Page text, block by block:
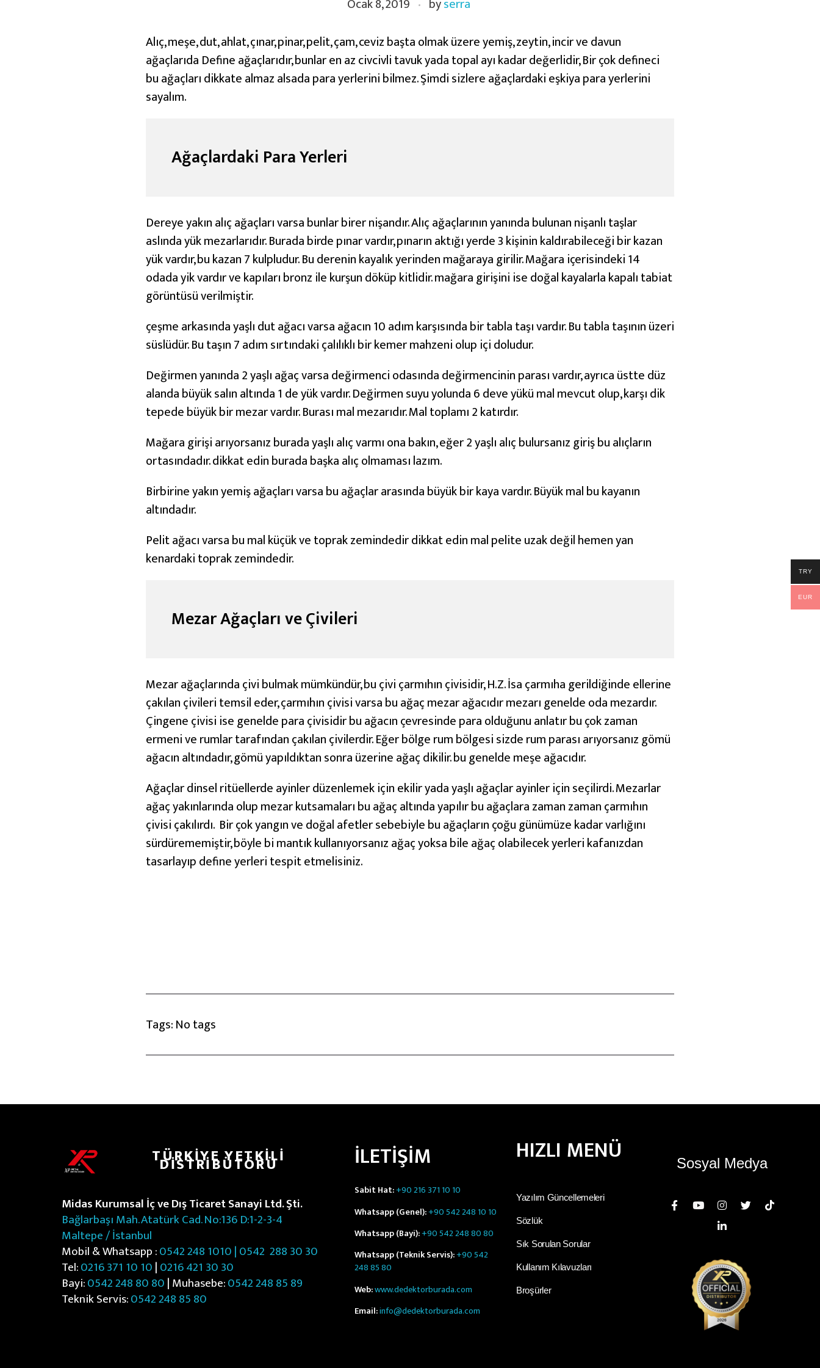
ç
l
a
Ç
l
e
r
i
Ocak 8, 2019 byserra
Alıç, meşe, dut, ahlat, çınar, pinar, pelit, çam, ceviz başta olmak üzere yemiş, zeytin, incir ve davun
ağaçlarıda Define ağaçlarıdır, bunlar en az civcivli tavuk yada topal ayı kadar değerlidir, Bir çok defineci
bu ağaçları dikkate almaz alsada para yerlerini bilmez. Şimdi sizlere ağaçlardaki eşkiya para yerlerini
sayalım.
Ağaçlardaki Para Yerleri
Dereye yakın alıç ağaçları varsa bunlar birer nişandır. Alıç ağaçlarının yanında bulunan nişanlı taşlar
aslında yük mezarlarıdır. Burada birde pınar vardır, pınarın aktığı yerde 3 kişinin kaldırabileceği bir kazan
yük vardır, bu kazan 7 kulpludur. Bu derenin kayalık yerinden mağaraya girilir. Mağara içerisindeki 14
odada yik vardır ve kapıları bronz ile kurşun döküp kitlidir. mağara girişini ise doğal kayalarla kapalı tabiat
görüntüsü verilmiştir.
çeşme arkasında yaşlı dut ağacı varsa ağacın 10 adım karşısında bir tabla taşı vardır. Bu tabla taşının üzeri
süslüdür. Bu taşın 7 adım sırtındaki çalılıklı bir kemer mahzeni olup içi doludur.
Değirmen yanında 2 yaşlı ağaç varsa değirmenci odasında değirmencinin parası vardır, ayrıca üstte düz
alanda büyük salın altında 1 de yük vardır. Değirmen suyu yolunda 6 deve yükü mal mevcut olup, karşı dik
tepede büyük bir mezar vardır. Burası mal mezarıdır. Mal toplamı 2 katırdır.
Mağara girişi arıyorsanız burada yaşlı alıç varmı ona bakın, eğer 2 yaşlı alıç bulursanız giriş bu alıçların
ortasındadır. dikkat edin burada başka alıç olmaması lazım.
Birbirine yakın yemiş ağaçları varsa bu ağaçlar arasında büyük bir kaya vardır. Büyük mal bu kayanın
altındadır.
Pelit ağacı varsa bu mal küçük ve toprak zemindedir dikkat edin mal pelite uzak değil hemen yan
kenardaki toprak zemindedir.
Mezar Ağaçları ve Çivileri
Mezar ağaçlarında çivi bulmak mümkündür, bu çivi çarmıhın çivisidir, H.Z. İsa çarmıha gerildiğinde ellerine
çakılan çivileri temsil eder, çarmıhın çivisi varsa bu ağaç mezar ağacıdır mezarı genelde oda mezardır.
Çingene çivisi ise genelde para çivisidir bu ağacın çevresinde para olduğunu anlatır bu çok zaman
ermeni ve rumlar tarafından çakılan çivilerdir. Eğer bölge rum bölgesi sizde rum parası arıyorsanız gömü
ağacın altındadır, gömü yapıldıktan sonra üzerine ağaç dikilir. bu genelde meşe ağacıdır.
Ağaçlar dinsel ritüellerde ayinler düzenlemek için ekilir yada yaşlı ağaçlar ayinler için seçilirdi. Mezarlar
ağaç yakınlarında olup mezar kutsamaları bu ağaç altında yapılır bu ağaçlara zaman zaman çarmıhın
çivisi çakılırdı. Bir çok yangın ve doğal afetler sebebiyle bu ağaçların çoğu günümüze kadar varlığını
sürdürememiştir, böyle bi mantık kullanıyorsanız ağaç yoksa bile ağaç olabilecek yerleri kafanızdan
tasarlayıp define yerleri tespit etmelisiniz.
Tags: No tags
TÜRKIYE YETKILI
DISTRIBÜTÖRÜ
Midas Kurumsal İç ve Dış Ticaret Sanayi Ltd. Şti.
Bağlarbaşı Mah. Atatürk Cad. No:136 D:1-2-3-4
Maltepe / İstanbul
Mobil & Whatsapp :0542 248 1010 | 0542 288 30 30
Tel:0216 371 10 10|0216 421 30 30
Bayi:0542 248 80 80| Muhasebe:0542 248 85 89
Teknik Servis:0542 248 85 80
İLETİŞİM
Sabit Hat:+90 216 371 10 10
Whatsapp (Genel):+90 542 248 10 10
Whatsapp (Bayi):+90 542 248 80 80
Whatsapp (Teknik Servis):+90 542
248 85 80
Web:www.dedektorburada.com
Email:info@dedektorburada.com
HIZLI MENÜ
Yazılım Güncellemeleri
Sözlük
Sık Sorulan Sorular
Kullanım Kılavuzları
Broşürler
Sosyal Medya
TRY
EUR